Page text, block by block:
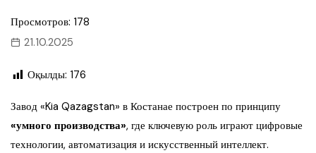
Просмотров: 178
21.10.2025
Оқылды: 176
Завод «Kia Qazagstan» в Костанае построен по принципу
«умного производства», где ключевую роль играют цифровые
технологии, автоматизация и искусственный интеллект.